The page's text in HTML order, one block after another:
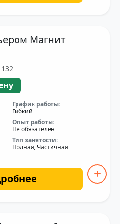
Магнит
График работы:
Гибкий
Опыт работы:
Не обязателен
Тип занятости:
Полная, Частичная